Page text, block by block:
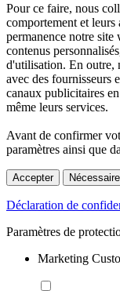
Pour ce faire, nous
comportement et
permanence notre
contenus
d'utilisation. En outre,
avec des fournisseurs
canaux publicitaires
même leurs services.
Avant de confirmer
paramètres ainsi que
Accepter
Déclaration de
Paramètres de
Marketing